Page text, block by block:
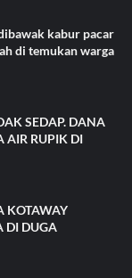
kabur pacar
di temukan warga
SEDAP. DANA
AIR RUPIK DI
KOTAWAY
DI DUGA